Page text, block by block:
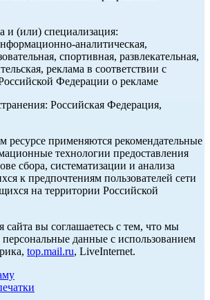
и (или) специализация:
аналитическая,
спортивная, развлекательная,
реклама в соответствии с
Федерации о рекламе
Российская Федерация,
применяются рекомендательные
технологии предоставления
сбора, систематизации и анализа
к предпочтениям пользователей сети
на территории Российской
вы соглашаетесь с тем, что мы
данные с использованием
top.mail.ru, LiveInternet.